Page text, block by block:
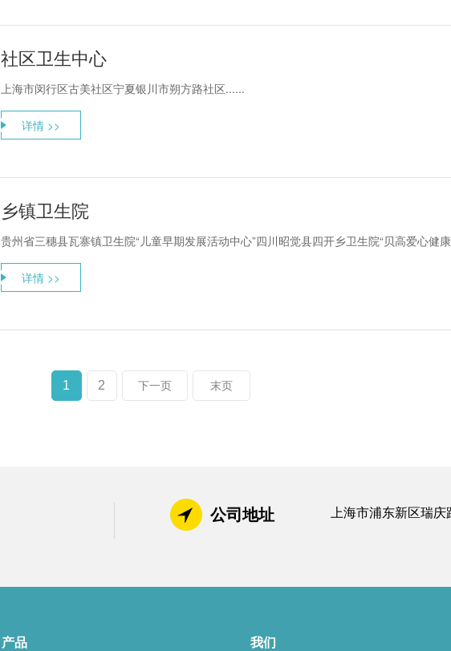
社区卫生中心
上海市闵行区古美社区宁夏银川市朔方路社区......
详情 >>
乡镇卫生院
贵州省三穗县瓦寨镇卫生院“儿童早期发展活动中心”四川昭觉县四开乡卫生院“贝高爱心健
详情 >>
1 2 下一页 末页
公司地址 上海市浦东新区瑞
产品 我们